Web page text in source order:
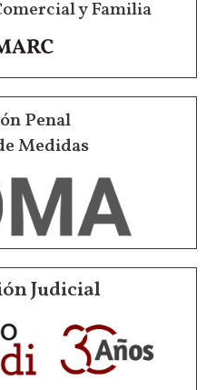
y Familia
Penal
Medidas
Judicial